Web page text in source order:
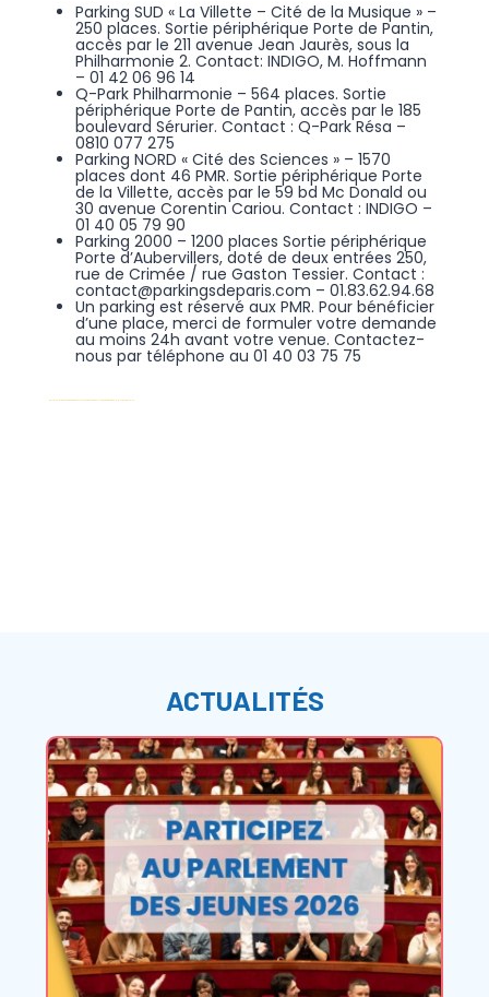
Parking SUD « La Villette – Cité de la Musique » –
250 places. Sortie périphérique Porte de Pantin,
accès par le 211 avenue Jean Jaurès, sous la
Philharmonie 2. Contact: INDIGO, M. Hoffmann
– 01 42 06 96 14
Q-Park Philharmonie – 564 places. Sortie
périphérique Porte de Pantin, accès par le 185
boulevard Sérurier. Contact : Q-Park Résa –
0810 077 275
Parking NORD « Cité des Sciences » – 1570
places dont 46 PMR. Sortie périphérique Porte
de la Villette, accès par le 59 bd Mc Donald ou
30 avenue Corentin Cariou. Contact : INDIGO –
01 40 05 79 90
Parking 2000 – 1200 places Sortie périphérique
Porte d’Aubervillers, doté de deux entrées 250,
rue de Crimée / rue Gaston Tessier. Contact :
contact@parkingsdeparis.com – 01.83.62.94.68
Un parking est réservé aux PMR. Pour bénéficier
d’une place, merci de formuler votre demande
au moins 24h avant votre venue. Contactez-
nous par téléphone au 01 40 03 75 75
Calculer l’impact carbone de votre moyen de transport jusqu’à la Grande Halle de la Villette
ACTUALITÉS